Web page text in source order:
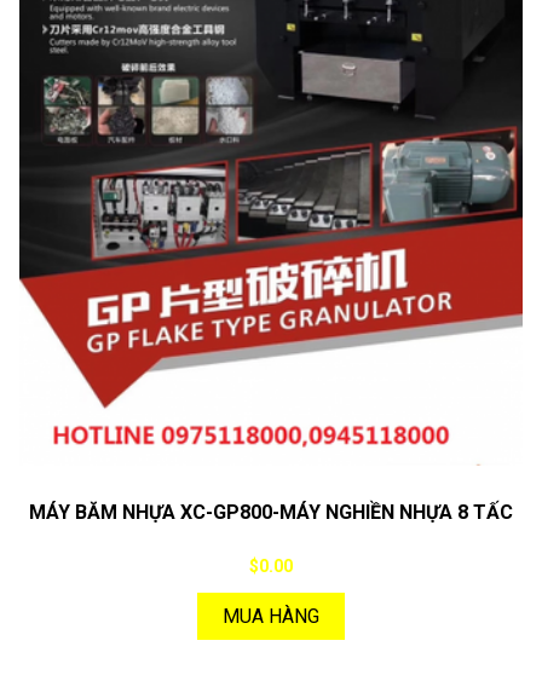
MÁY BĂM NHỰA XC-GP800-MÁY NGHIỀN NHỰA 8 TẤC
$0.00
MUA HÀNG